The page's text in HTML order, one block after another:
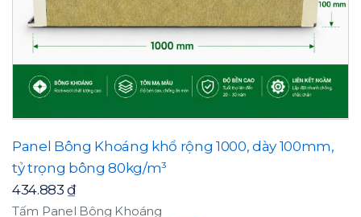
Panel Bông Khoáng khổ rộng 1000, dày 100mm,
tỷ trọng bông 80kg/m³
434.883₫
Tấm Panel Bông Khoáng